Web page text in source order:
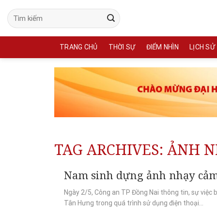
content
TRANG CHỦ THỜI SỰ ĐIỂM NHÌN LỊCH SỬ
TAG ARCHIVES: ẢNH
Nam sinh dựng ảnh nhạy
Ngày 2/5, Công an TP Đồng Nai thông tin, sự
Tân Hưng trong quá trình sử dụng điện thoại...